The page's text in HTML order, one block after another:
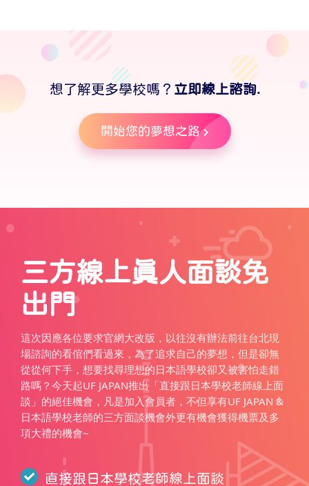
想了解更多學校嗎？ 立即線上諮詢.
開始您的夢想之路
三方線上真人面談免
出門
這次因應各位要求官網大改版，以往沒有辦法前往台北現
場諮詢的看倌們看過來，為了追求自己的夢想，但是卻無
從從何下手，想要找尋理想的日本語學校卻又被害怕走錯
路嗎？今天起UF JAPAN推出「直接跟日本學校老師線上面
談」的絕佳機會，凡是加入會員者，不但享有UF JAPAN &
日本語學校老師的三方面談機會外更有機會獲得機票及多
項大禮的機會~
直接跟日本學校老師線上面談